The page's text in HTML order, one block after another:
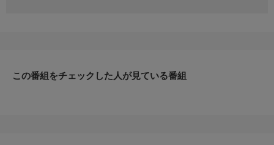
そしてトナカイ牧場では最大のピンチが勃発。怒涛の展開に今シ
この番組をチェックした人が見ている番組